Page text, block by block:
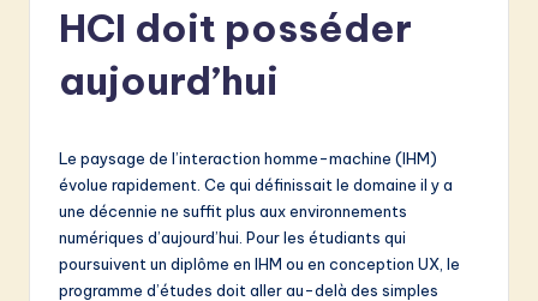
L
HCI doit posséder
aujourd’hui
Le paysage de l’interaction homme-machine (IHM)
évolue rapidement. Ce qui définissait le domaine il y a
une décennie ne suffit plus aux environnements
numériques d’aujourd’hui. Pour les étudiants qui
poursuivent un diplôme en IHM ou en conception UX, le
programme d’études doit aller au-delà des simples